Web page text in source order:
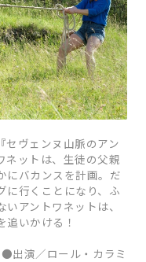
セヴェンヌ山脈のアン
ネットは、生徒の父親
にバカンスを計画。だ
に行くことになり、ふ
アントワネットは、
いかける！
出演／ロール・カラミ